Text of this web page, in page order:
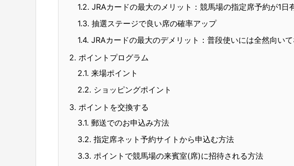
1.2. JRAカードの最大のメリット：競馬場の指定席予約が1日
1.3. 抽選ステージで良い席の確率アップ
1.4. JRAカードの最大のデメリット：普段使いには全然向い
2. ポイントプログラム
2.1. 来場ポイント
2.2. ショッピングポイント
3. ポイントを交換する
3.1. 郵送でのお申込み方法
3.2. 指定席ネット予約サイトから申込む方法
3.3. ポイントで競馬場の来賓室(席)に招待される方法